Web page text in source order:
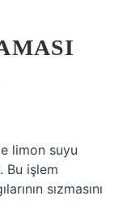
limon suyu
Bu işlem
sızmasını